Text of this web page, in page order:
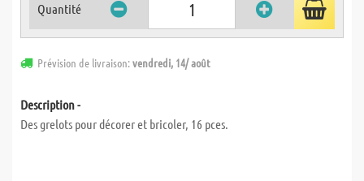
Quantité
Prévision de livraison:vendredi, 14/ août
Description -
Des grelots pour décorer et bricoler, 16 pces.